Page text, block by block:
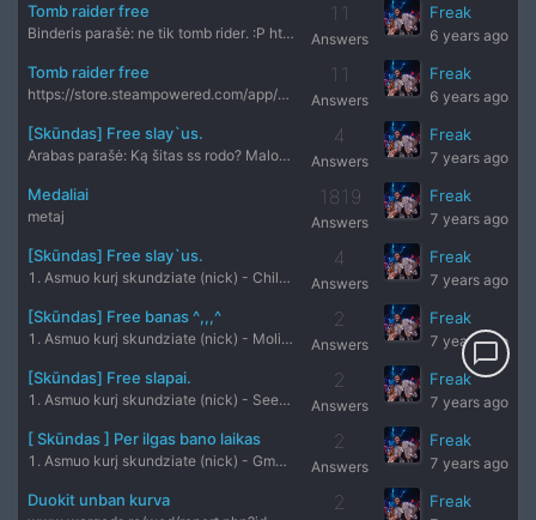
Tomb raider free
Binderis parašė: ne tik tomb rider. :P https://store.steamp
11
Answers
Freak
6 years ago
Tomb raider free
https://store.steampowered.com/app/203160/Tomb_Raider/ krc m
11
Answers
Freak
6 years ago
[Skūndas] Free slay`us.
Arabas parašė: Ką šitas ss rodo? Malonu, kad paklausiai, j
4
Answers
Freak
7 years ago
Medaliai
metaj
1819
Answers
Freak
7 years ago
[Skūndas] Free slay`us.
1. Asmuo kurį skundziate (nick) - Child of god 2. Serveris-
4
Answers
Freak
7 years ago
[Skūndas] Free banas ^,,,^
1. Asmuo kurį skundziate (nick) - Moliugas RiO) 2. Serveris-
2
Answers
Freak
7 years ago
[Skūndas] Free slapai.
1. Asmuo kurį skundziate (nick) - Seensayy 2. Serveris-dd2 3
2
Answers
Freak
7 years ago
[ Skūndas ] Per ilgas bano laikas
1. Asmuo kurį skundziate (nick) - GmZ 2. Serveris- Public 3.
2
Answers
Freak
7 years ago
Duokit unban kurva 2 Freak
chat_bubble_outline